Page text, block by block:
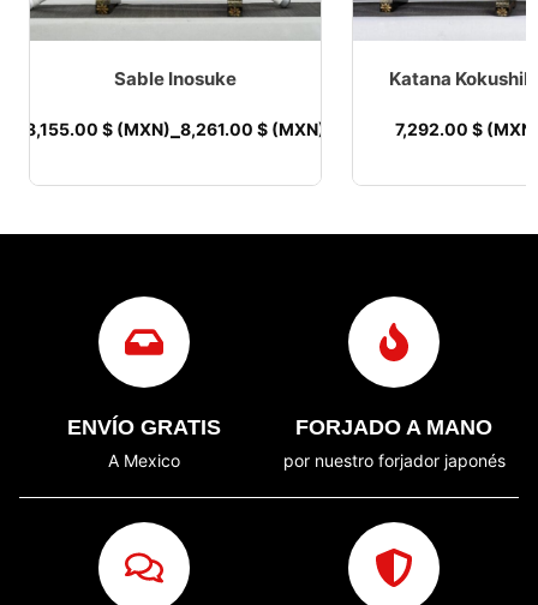
Sable Inosuke
8,155.00 $ (MXN)–8,261.00 $ (MXN)
Katana
7,292.00 $
ENVÍO GRATIS
A Mexico
FORJADO A MANO
por nuestro forjador japonés